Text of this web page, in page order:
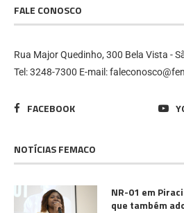
FALE CONOSCO
Rua Major Quedinho, 300 Bela Vista -
Tel: 3248-7300 E-mail:
FACEBOOK
NOTÍCIAS FEMACO
NR-01 em
que também